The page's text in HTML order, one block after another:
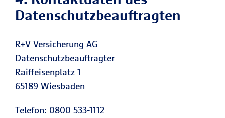
Datenschutzbeauftragten
R+V Versicherung AG
Datenschutzbeauftragter
Raiffeisenplatz 1
65189 Wiesbaden
Telefon: 0800 533-1112